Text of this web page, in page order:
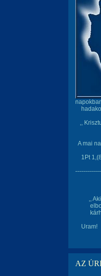
,,
A mai
1Pt
,, Aki
Uram!
AZ